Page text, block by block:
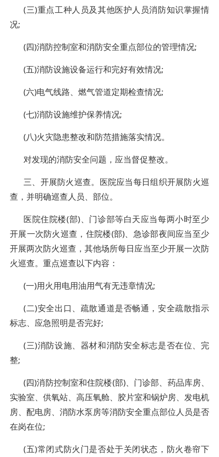
(三)重点工种人员及其他医护人员消防知识掌握情
况;
(四)消防控制室和消防安全重点部位的管理情况;
(五)消防设施设备运行和完好有效情况;
(六)电气线路、燃气管道定期检查情况;
(七)消防设施维护保养情况;
(八)火灾隐患整改和防范措施落实情况。
对发现的消防安全问题，应当督促整改。
三、开展防火巡查。医院应当每日组织开展防火巡
查，并明确巡查人员、部位。
医院住院楼(部)、门诊部等白天应当每两小时至少
开展一次防火巡查，住院楼(部)、急诊部夜间应当至少
开展两次防火巡查，其他场所每日应当至少开展一次防
火巡查。重点巡查以下内容：
(一)用火用电用油用气有无违章情况;
(二)安全出口、疏散通道是否畅通，安全疏散指示
标志、应急照明是否完好;
(三)消防设施、器材和消防安全标志是否在位、完
整;
(四)消防控制室和住院楼(部)、门诊部、药品库房、
实验室、供氧站、高压氧舱、胶片室和锅炉房、发电机
房、配电房、消防水泵房等消防安全重点部位人员是否
在岗在位;
(五)常闭式防火门是否处于关闭状态，防火卷帘下